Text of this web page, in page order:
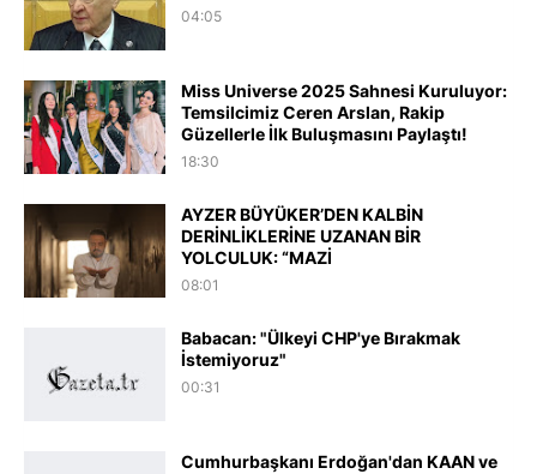
04:05
Miss Universe 2025 Sahnesi Kuruluyor:
Temsilcimiz Ceren Arslan, Rakip
Güzellerle İlk Buluşmasını Paylaştı!
18:30
AYZER BÜYÜKER’DEN KALBİN
DERİNLİKLERİNE UZANAN BİR
YOLCULUK: “MAZİ
08:01
Babacan: "Ülkeyi CHP'ye Bırakmak
İstemiyoruz"
00:31
Cumhurbaşkanı Erdoğan'dan KAAN ve